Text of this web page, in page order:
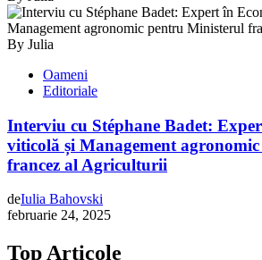
Oameni
Editoriale
Interviu cu Stéphane Badet:
viticolă și Management
francez al Agriculturii
deIulia Bahovski
februarie 24, 2025
Top Articole